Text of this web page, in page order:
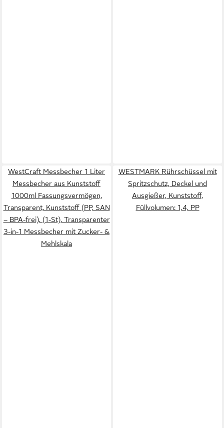
WestCraft Messbecher 1 Liter
Messbecher aus Kunststoff
1000ml Fassungsvermögen,
Transparent, Kunststoff (PP, SAN
– BPA-frei), (1-St), Transparenter
3-in-1 Messbecher mit Zucker- &
Mehlskala
WESTMARK Rührschüssel mit
Spritzschutz, Deckel und
Ausgießer, Kunststoff,
Füllvolumen: 1,4, PP